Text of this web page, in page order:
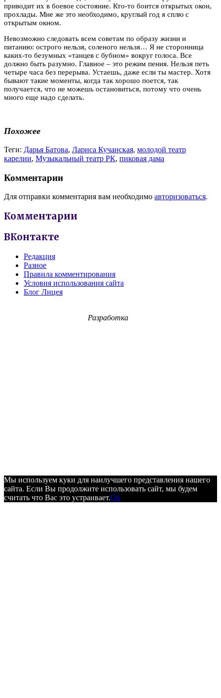
приводит их в боевое состояние. Кто-то боится открытых окон,
прохлады. Мне же это необходимо, круглый год я сплю с
открытым окном.
Невозможно следовать всем советам по образу жизни и
питанию: острого нельзя, соленого нельзя… Я не сторонница
каких-то безумных «танцев с бубном» вокруг голоса. Все
должно быть разумно. Главное – это режим пения. Нельзя петь
четыре часа без перерыва. Устаешь, даже если ты мастер. Хотя
бывают такие моменты, когда так хорошо поется, так
получается, что не можешь остановиться, потому что очень
много еще надо сделать.
Похожее
Теги: Дарья Батова, Лариса Кучанская, молодой театр
карелии, Музыкальный театр РК, пиковая дама
Комментарии
Для отправки комментария вам необходимо авторизоваться.
Комментарии
ВКонтакте
Редакция
Разное
Правила комментирования
Условия использования сайта
Блог Лицея
Разработка
Мы используем куки для наилучшего представления нашего
сайта. Если Вы продолжите использовать сайт, мы будем
считать что Вас это устраивает.Ok